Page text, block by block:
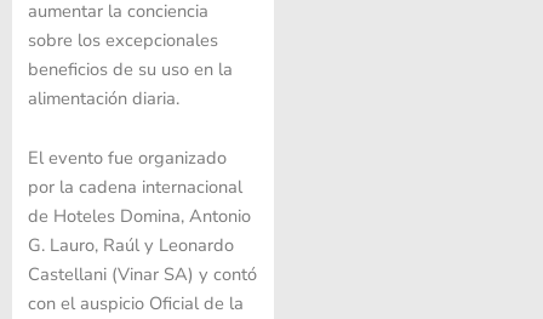
aumentar la conciencia
sobre los excepcionales
beneficios de su uso en la
alimentación diaria.
El evento fue organizado
por la cadena internacional
de Hoteles Domina, Antonio
G. Lauro, Raúl y Leonardo
Castellani (Vinar SA) y contó
con el auspicio Oficial de la